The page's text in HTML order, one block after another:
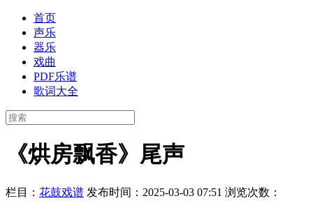
首页
声乐
器乐
戏曲
PDF乐谱
歌词大全
《烘房飘香》尾声
栏目： 花鼓戏谱 发布时间：2025-03-03 07:51 浏览次数：